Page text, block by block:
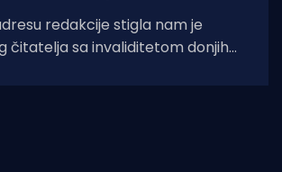
redakcije stigla nam je
čitatelja sa invaliditetom donjih